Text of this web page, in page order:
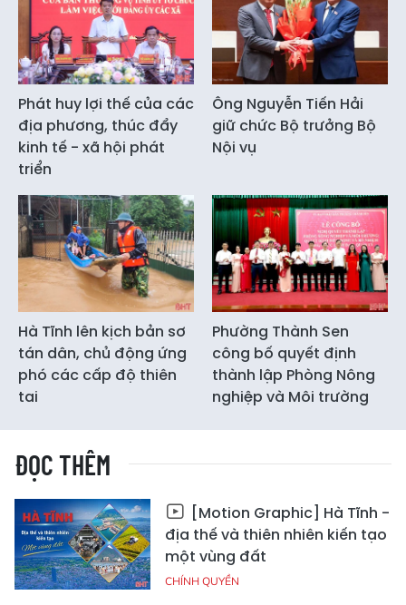
Phát huy lợi thế của các
địa phương, thúc đẩy
kinh tế - xã hội phát
triển
Ông Nguyễn Tiến Hải
giữ chức Bộ trưởng Bộ
Nội vụ
Hà Tĩnh lên kịch bản sơ
tán dân, chủ động ứng
phó các cấp độ thiên
tai
Phường Thành Sen
công bố quyết định
thành lập Phòng Nông
nghiệp và Môi trường
ĐỌC THÊM
[Motion Graphic] Hà Tĩnh -
địa thế và thiên nhiên kiến tạo
một vùng đất
CHÍNH QUYỀN